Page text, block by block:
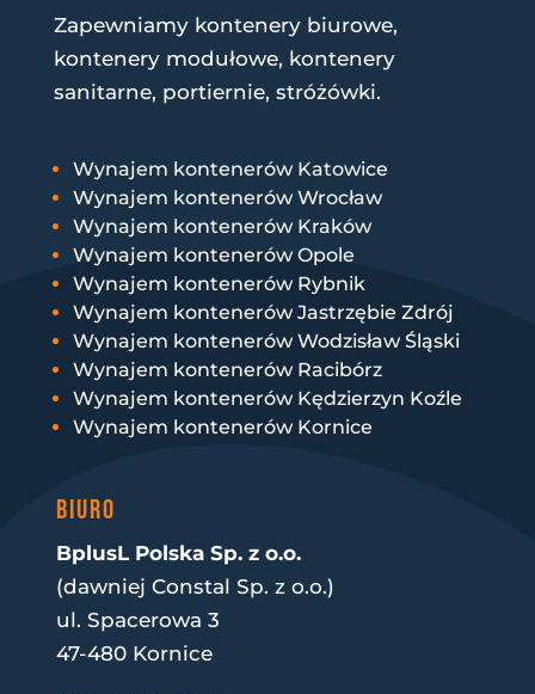
Zapewniamy kontenery biurowe,
kontenery modułowe, kontenery
sanitarne, portiernie, stróżówki.
Wynajem kontenerów Katowice
Wynajem kontenerów Wrocław
Wynajem kontenerów Kraków
Wynajem kontenerów Opole
Wynajem kontenerów Rybnik
Wynajem kontenerów Jastrzębie Zdrój
Wynajem kontenerów Wodzisław Śląski
Wynajem kontenerów Racibórz
Wynajem kontenerów Kędzierzyn Koźle
Wynajem kontenerów Kornice
BIURO
BplusL Polska Sp. z o.o.
(dawniej Constal Sp. z o.o.)
ul. Spacerowa 3
47-480 Kornice